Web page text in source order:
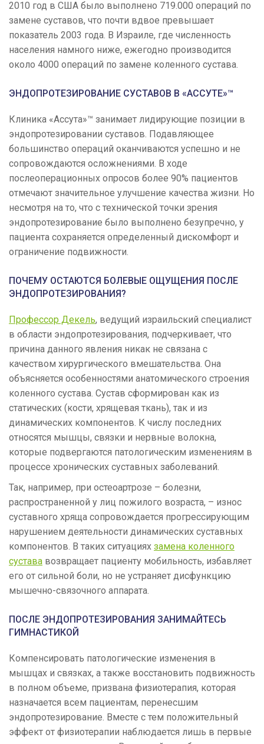
2010 год в США было выполнено 719.000 операций по
замене суставов, что почти вдвое превышает
показатель 2003 года. В Израиле, где численность
населения намного ниже, ежегодно производится
около 4000 операций по замене коленного сустава.
ЭНДОПРОТЕЗИРОВАНИЕ СУСТАВОВ В «АССУТЕ»™
Клиника «Ассута»™ занимает лидирующие позиции в
эндопротезировании суставов. Подавляющее
большинство операций оканчиваются успешно и не
сопровождаются осложнениями. В ходе
послеоперационных опросов более 90% пациентов
отмечают значительное улучшение качества жизни. Но
несмотря на то, что с технической точки зрения
эндопротезирование было выполнено безупречно, у
пациента сохраняется определенный дискомфорт и
ограничение подвижности.
ПОЧЕМУ ОСТАЮТСЯ БОЛЕВЫЕ ОЩУЩЕНИЯ ПОСЛЕ
ЭНДОПРОТЕЗИРОВАНИЯ?
Профессор Декель, ведущий израильский специалист
в области эндопротезирования, подчеркивает, что
причина данного явления никак не связана с
качеством хирургического вмешательства. Она
объясняется особенностями анатомического строения
коленного сустава. Сустав сформирован как из
статических (кости, хрящевая ткань), так и из
динамических компонентов. К числу последних
относятся мышцы, связки и нервные волокна,
которые подвергаются патологическим изменениям в
процессе хронических суставных заболеваний.
Так, например, при остеоартрозе – болезни,
распространенной у лиц пожилого возраста, – износ
суставного хряща сопровождается прогрессирующим
нарушением деятельности динамических суставных
компонентов. В таких ситуациях замена коленного
сустава возвращает пациенту мобильность, избавляет
его от сильной боли, но не устраняет дисфункцию
мышечно-связочного аппарата.
ПОСЛЕ ЭНДОПРОТЕЗИРОВАНИЯ ЗАНИМАЙТЕСЬ
ГИМНАСТИКОЙ
Компенсировать патологические изменения в
мышцах и связках, а также восстановить подвижность
в полном объеме, призвана физиотерапия, которая
назначается всем пациентам, перенесшим
эндопротезирование. Вместе с тем положительный
эффект от физиотерапии наблюдается лишь в первые